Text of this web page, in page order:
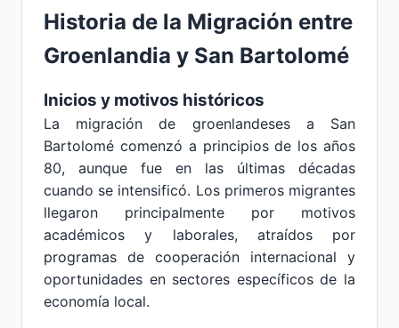
Historia de la Migración entre
Groenlandia y San Bartolomé
Inicios y motivos históricos
La migración de groenlandeses a San
Bartolomé comenzó a principios de los años
80, aunque fue en las últimas décadas
cuando se intensificó. Los primeros migrantes
llegaron principalmente por motivos
académicos y laborales, atraídos por
programas de cooperación internacional y
oportunidades en sectores específicos de la
economía local.